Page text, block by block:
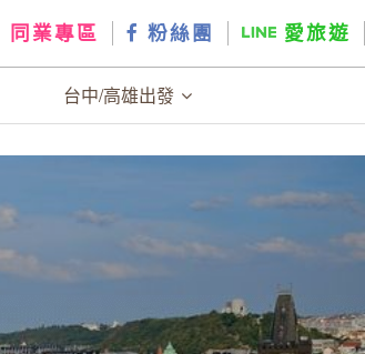
同業專區 粉絲團 愛旅遊
台中/高雄出發